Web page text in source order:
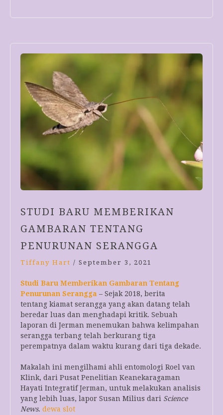
STUDI BARU MEMBERIKAN
GAMBARAN TENTANG
PENURUNAN SERANGGA
Tiffany Hart / September 3, 2021
Studi Baru Memberikan Gambaran Tentang
Penurunan Serangga – Sejak 2018, berita
tentang kiamat serangga yang akan datang telah
beredar luas dan menghadapi kritik. Sebuah
laporan di Jerman menemukan bahwa kelimpahan
serangga terbang telah berkurang tiga
perempatnya dalam waktu kurang dari tiga dekade.
Makalah ini mengilhami ahli entomologi Roel van
Klink, dari Pusat Penelitian Keanekaragaman
Hayati Integratif Jerman, untuk melakukan analisis
yang lebih luas, lapor Susan Milius dari Science
News. dewa slot